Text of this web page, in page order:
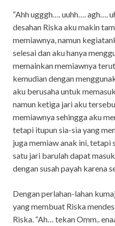
“Ahh ugggh…. uuhh…. agh….
desahan Riska aku makin
memiawnya, namun
selesai dan aku hanya
memainkan memiawnya
kemudian dengan
aku berusaha untuk
namun ketiga jari aku
memiawnya sehingga aku
tetapi itupun sia-sia yang
juga memiaw anak ini, tetapi
satu jari barulah dapat
dengan susah payah karena
Dengan perlahan-lahan
yang membuat Riska
Riska. “Ah… tekan Omm..